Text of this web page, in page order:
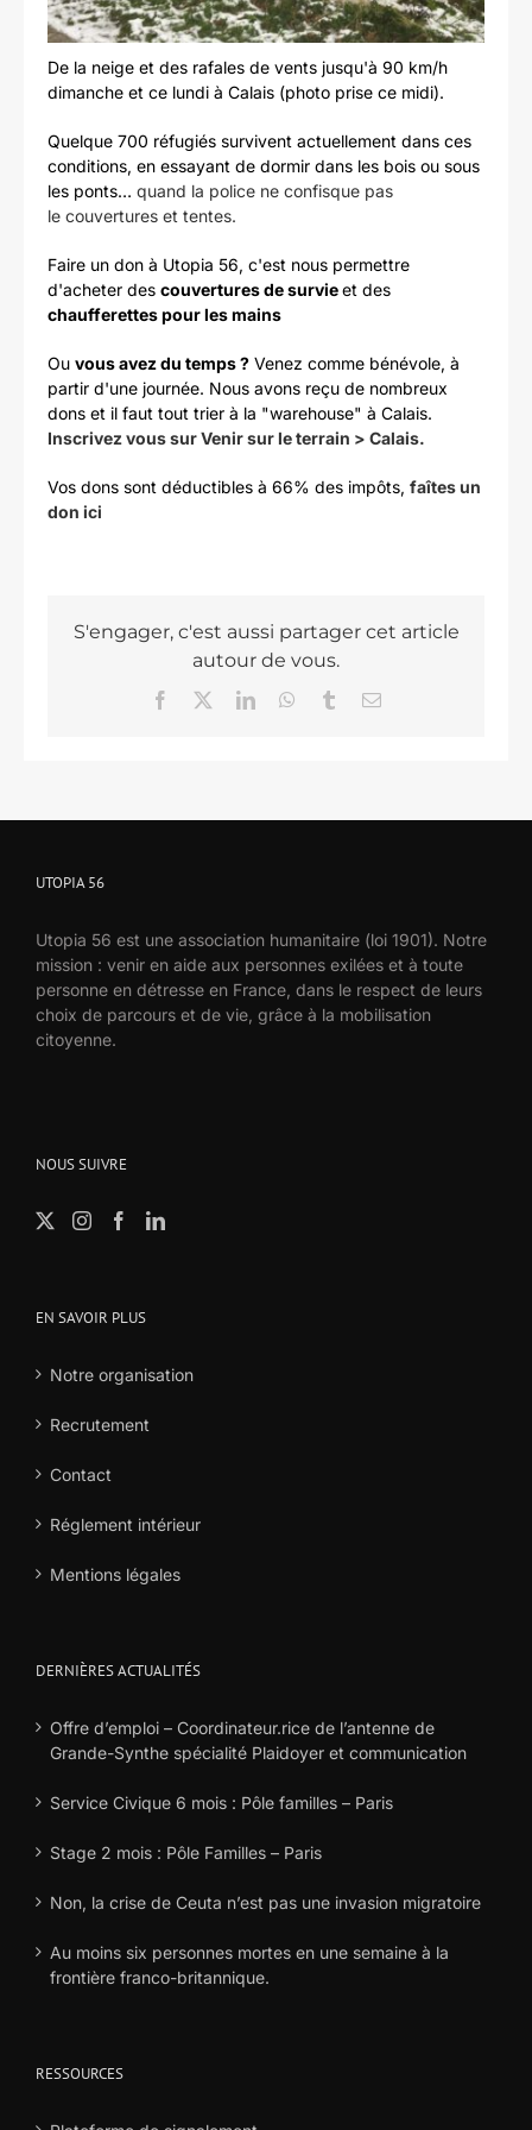
De la neige et des rafales de vents jusqu'à 90 km/h
dimanche et ce lundi à Calais (photo prise ce midi).
Quelque 700 réfugiés survivent actuellement dans ces
conditions, en essayant de dormir dans les bois ou sous
les ponts… quand la police ne confisque pas
le couvertures et tentes.
Faire un don à Utopia 56, c'est nous permettre
d'acheter des couvertures de survieet des
chaufferettes pour les mains
Ou vous avez du temps ? Venez comme bénévole, à
partir d'une journée. Nous avons reçu de nombreux
dons et il faut tout trier à la "warehouse" à Calais.
Inscrivez vous sur Venir sur le terrain > Calais.
Vos dons sont déductibles à 66% des impôts, faîtes un
don ici
S'engager, c'est aussi partager cet article
autour de vous.
Facebook LinkedInWhatsAppTumblrEmail
UTOPIA 56
Utopia 56 est une association humanitaire (loi 1901). Notre
mission : venir en aide aux personnes exilées et à toute
personne en détresse en France, dans le respect de leurs
choix de parcours et de vie, grâce à la mobilisation
citoyenne.
NOUS SUIVRE
EN SAVOIR PLUS
Notre organisation
Recrutement
Contact
Réglement intérieur
Mentions légales
DERNIÈRES ACTUALITÉS
Offre d’emploi – Coordinateur.rice de l’antenne de
Grande-Synthe spécialité Plaidoyer et communication
Service Civique 6 mois : Pôle familles – Paris
Stage 2 mois : Pôle Familles – Paris
Non, la crise de Ceuta n’est pas une invasion migratoire
Au moins six personnes mortes en une semaine à la
frontière franco-britannique.
RESSOURCES